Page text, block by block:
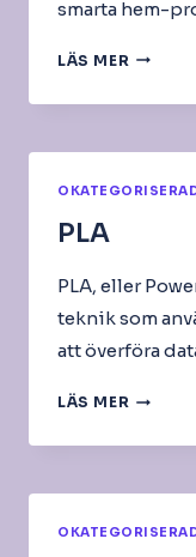
smarta hem-
LÄS MER FLEX
PLA
PLA, eller
teknik som
att överföra
LÄS MER PLA